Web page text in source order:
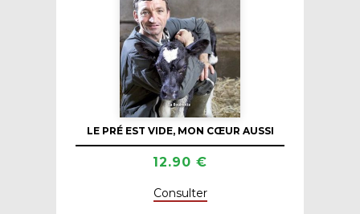
LE PRÉ EST VIDE, MON CŒUR AUSSI
12.90 €
Consulter